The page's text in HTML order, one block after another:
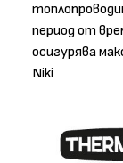
период от
осигурява
Niki